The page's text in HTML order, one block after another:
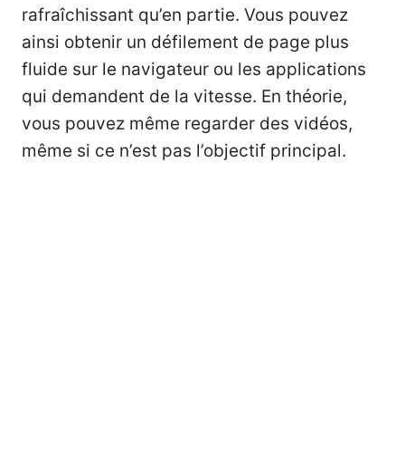
rafraîchissant qu’en partie. Vous pouvez
ainsi obtenir un défilement de page plus
fluide sur le navigateur ou les applications
qui demandent de la vitesse. En théorie,
vous pouvez même regarder des vidéos,
même si ce n’est pas l’objectif principal.